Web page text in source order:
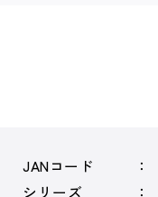
JANコード
シリーズ